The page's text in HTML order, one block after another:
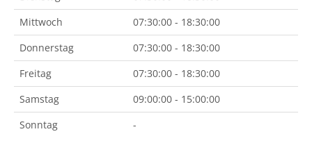
Mittwoch
07:30:00 - 18:30:00
Donnerstag
07:30:00 - 18:30:00
Freitag
07:30:00 - 18:30:00
Samstag
09:00:00 - 15:00:00
Sonntag
-